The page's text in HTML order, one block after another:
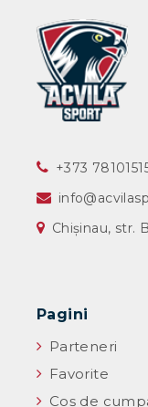
‎+373
Chișinau, str.
Pagini
Parteneri
Favorite
Coș de